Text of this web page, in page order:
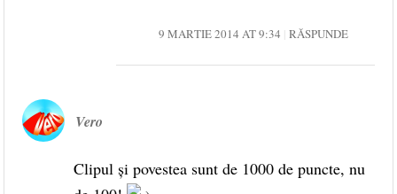
9 MARTIE 2014 AT 9:34 RĂSPUNDE
Vero
Clipul şi povestea sunt de 1000 de puncte, nu